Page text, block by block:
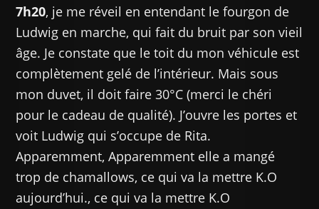
7h20, je me réveil en entendant le fourgon de
Ludwig en marche, qui fait du bruit par son vieil
âge. Je constate que le toit du mon véhicule est
complètement gelé de l’intérieur. Mais sous
mon duvet, il doit faire 30°C (merci le chéri
pour le cadeau de qualité). J’ouvre les portes et
voit Ludwig qui s’occupe de Rita.
Apparemment, Apparemment elle a mangé
trop de chamallows, ce qui va la mettre K.O
aujourd’hui., ce qui va la mettre K.O